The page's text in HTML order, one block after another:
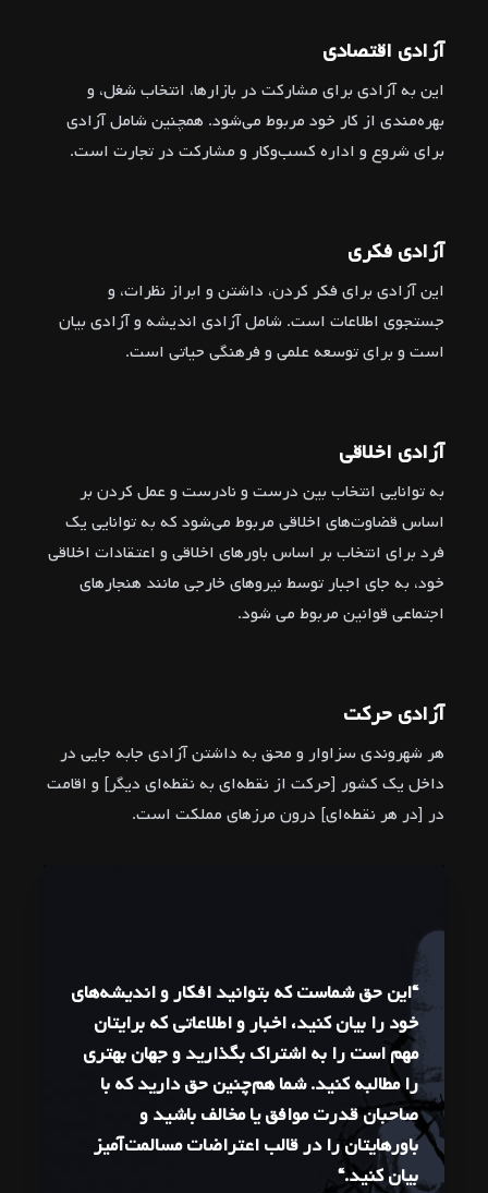
آزادی اقتصادی
این به آزادی برای مشارکت در بازارها، انتخاب شغل، و
بهره‌مندی از کار خود مربوط می‌شود. همچنین شامل آزادی
برای شروع و اداره کسب‌وکار و مشارکت در تجارت است.
آزادی فکری
این آزادی برای فکر کردن، داشتن و ابراز نظرات، و
جستجوی اطلاعات است. شامل آزادی اندیشه و آزادی بیان
است و برای توسعه علمی و فرهنگی حیاتی است.
آزادی اخلاقی
به توانایی انتخاب بین درست و نادرست و عمل کردن بر
اساس قضاوت‌های اخلاقی مربوط می‌شود که به توانایی یک
فرد برای انتخاب بر اساس باورهای اخلاقی و اعتقادات اخلاقی
خود، به جای اجبار توسط نیروهای خارجی مانند هنجارهای
اجتماعی قوانین مربوط می شود.
آزادی حرکت
هر شهروندی سزاوار و محق به داشتن آزادی جابه جایی در
داخل یک کشور [حرکت از نقطه‌ای به نقطه‌ای دیگر] و اقامت
در [در هر نقطه‌ای] درون مرزهای مملکت است.
“این حق شماست که بتوانید افکار و اندیشه‌های
خود را بیان کنید، اخبار و اطلاعاتی که برایتان
مهم است را به اشتراک بگذارید و جهان بهتری
را مطالبه کنید. شما هم‌چنین حق دارید که با
صاحبان قدرت‌ موافق یا مخالف باشید و
باورهایتان را در قالب اعتراضات مسالمت‌آمیز
بیان کنید.“